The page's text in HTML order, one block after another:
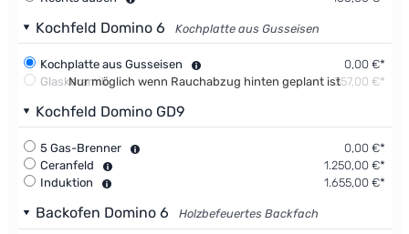
Kochfeld Domino 6 Kochplatte aus Gusseisen
Kochplatte aus Gusseisen
0,00 €*
Glaskeramik
357,00 €*
Nur möglich wenn Rauchabzug hinten geplant ist
Kochfeld Domino GD9
5 Gas-Brenner
0,00 €*
Ceranfeld
1.250,00 €*
Induktion
1.655,00 €*
Backofen Domino 6 Holzbefeuertes Backfach